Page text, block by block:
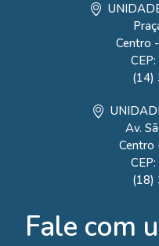
Centro
(14)
Av.
Centro
(18)
Fale com